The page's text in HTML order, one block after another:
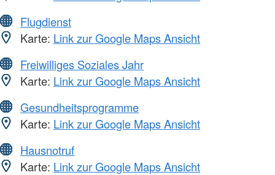
Flugdienst
Karte: Link zur Google Maps Ansicht
Freiwilliges Soziales Jahr
Karte: Link zur Google Maps Ansicht
Gesundheitsprogramme
Karte: Link zur Google Maps Ansicht
Hausnotruf
Karte: Link zur Google Maps Ansicht